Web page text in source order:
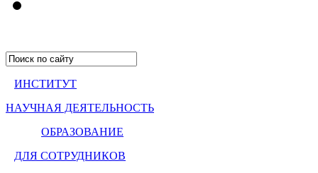
ИНСТИТУТ
НАУЧНАЯ ДЕЯТЕЛЬНОСТЬ
ОБРАЗОВАНИЕ
ДЛЯ СОТРУДНИКОВ